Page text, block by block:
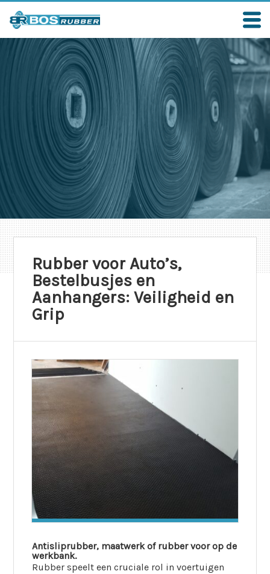
Rubber voor Auto’s,
Bestelbusjes en
Aanhangers: Veiligheid en
Grip
Antisliprubber, maatwerk of rubber voor op de
werkbank.
Rubber speelt een cruciale rol in voertuigen